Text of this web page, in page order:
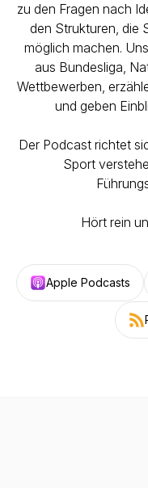
zu den Fragen nach
den Strukturen, die
möglich machen.
aus Bundesliga,
Wettbewerben,
und geben
Der Podcast richtet
Sport
Hört rein
Apple Podcasts